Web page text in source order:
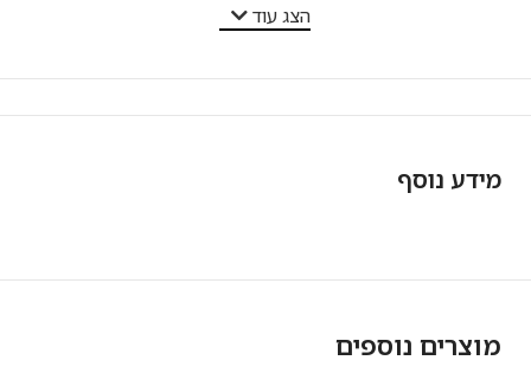
הצג עוד
מידע נוסף
מוצרים נוספים